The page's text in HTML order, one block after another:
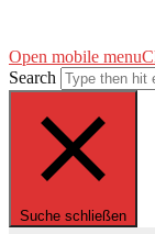
Open mobile menu
Search
Suche schließen